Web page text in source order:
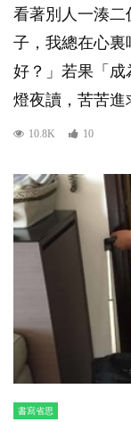
看著別人一湊二
子，我總在心裏
好？」若果「
燈夜讀，苦苦進
10.8K 10
書寫省思